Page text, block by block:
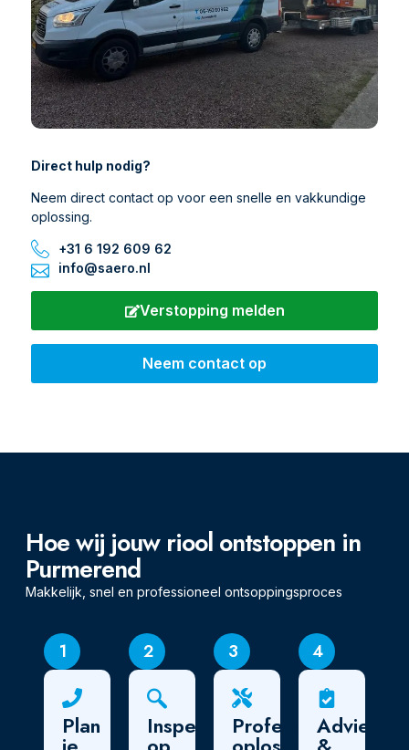
Direct hulp nodig?
Neem direct contact op voor een snelle en vakkundige
oplossing.
+31 6 192 609 62
info@saero.nl
Verstopping melden
Neem contact op
Hoe wij jouw riool ontstoppen in
Purmerend
Makkelijk, snel en professioneel ontsoppingsproces
1
Plan
2
Inspectie
3
Professionele
4
Advies